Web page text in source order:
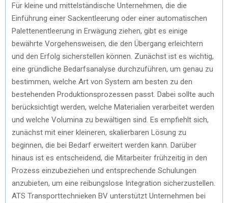
Für kleine und mittelständische Unternehmen, die die
Einführung einer Sackentleerung oder einer automatischen
Palettenentleerung in Erwägung ziehen, gibt es einige
bewährte Vorgehensweisen, die den Übergang erleichtern
und den Erfolg sicherstellen können. Zunächst ist es wichtig,
eine gründliche Bedarfsanalyse durchzuführen, um genau zu
bestimmen, welche Art von System am besten zu den
bestehenden Produktionsprozessen passt. Dabei sollte auch
berücksichtigt werden, welche Materialien verarbeitet werden
und welche Volumina zu bewältigen sind. Es empfiehlt sich,
zunächst mit einer kleineren, skalierbaren Lösung zu
beginnen, die bei Bedarf erweitert werden kann. Darüber
hinaus ist es entscheidend, die Mitarbeiter frühzeitig in den
Prozess einzubeziehen und entsprechende Schulungen
anzubieten, um eine reibungslose Integration sicherzustellen.
ATS Transporttechnieken BV unterstützt Unternehmen bei